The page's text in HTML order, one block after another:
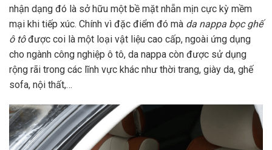
nhận dạng đó là sở hữu một bề mặt nhẵn mịn cực kỳ mềm
mại khi tiếp xúc. Chính vì đặc điểm đó mà da nappa bọc ghế
ô tôđược coi là một loại vật liệu cao cấp, ngoài ứng dụng
cho ngành công nghiệp ô tô, da nappa còn được sử dụng
rộng rãi trong các lĩnh vực khác như thời trang, giày da, ghế
sofa, nội thất,…